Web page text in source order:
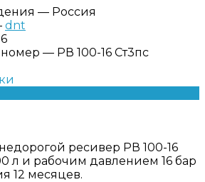
— Россия
dnt
— РВ 100-16 Ст3пс
ресивер РВ 100-16
л и рабочим давлением 16 бар
12 месяцев.